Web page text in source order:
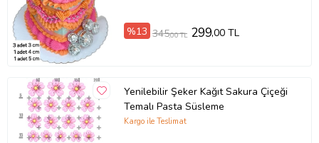
%13 345,00 TL 299,00 TL
Yenilebilir Şeker Kağıt Sakura Çiçeği
Temalı Pasta Süsleme
Kargo ile Teslimat